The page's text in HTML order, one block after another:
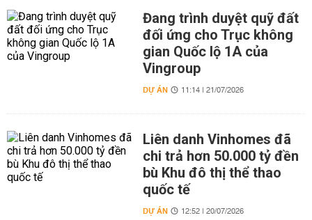
Đang trình duyệt quỹ đất
đối ứng cho Trục không
gian Quốc lộ 1A của
Vingroup
DỰ ÁN 11:14 | 21/07/2026
Liên danh Vinhomes đã
chi trả hơn 50.000 tỷ đền
bù Khu đô thị thể thao
quốc tế
DỰ ÁN 12:52 | 20/07/2026